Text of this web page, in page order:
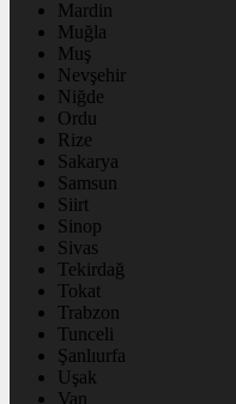
Mardin
Muğla
Muş
Nevşehir
Niğde
Ordu
Rize
Sakarya
Samsun
Siirt
Sinop
Sivas
Tekirdağ
Tokat
Trabzon
Tunceli
Şanlıurfa
Uşak
Van